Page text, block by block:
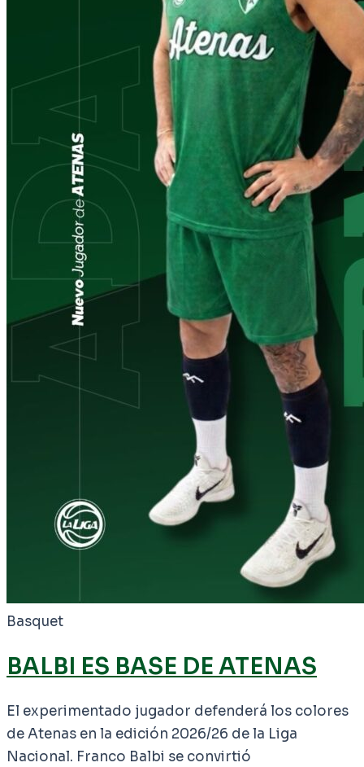
Basquet
BALBI ES BASE DE ATENAS
El experimentado jugador defenderá los colores
de Atenas en la edición 2026/26 de la Liga
Nacional. Franco Balbi se convirtió